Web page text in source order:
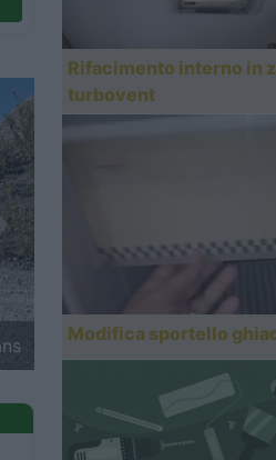
Next
Rifacimento interno in
turbovent
Modifica sportello